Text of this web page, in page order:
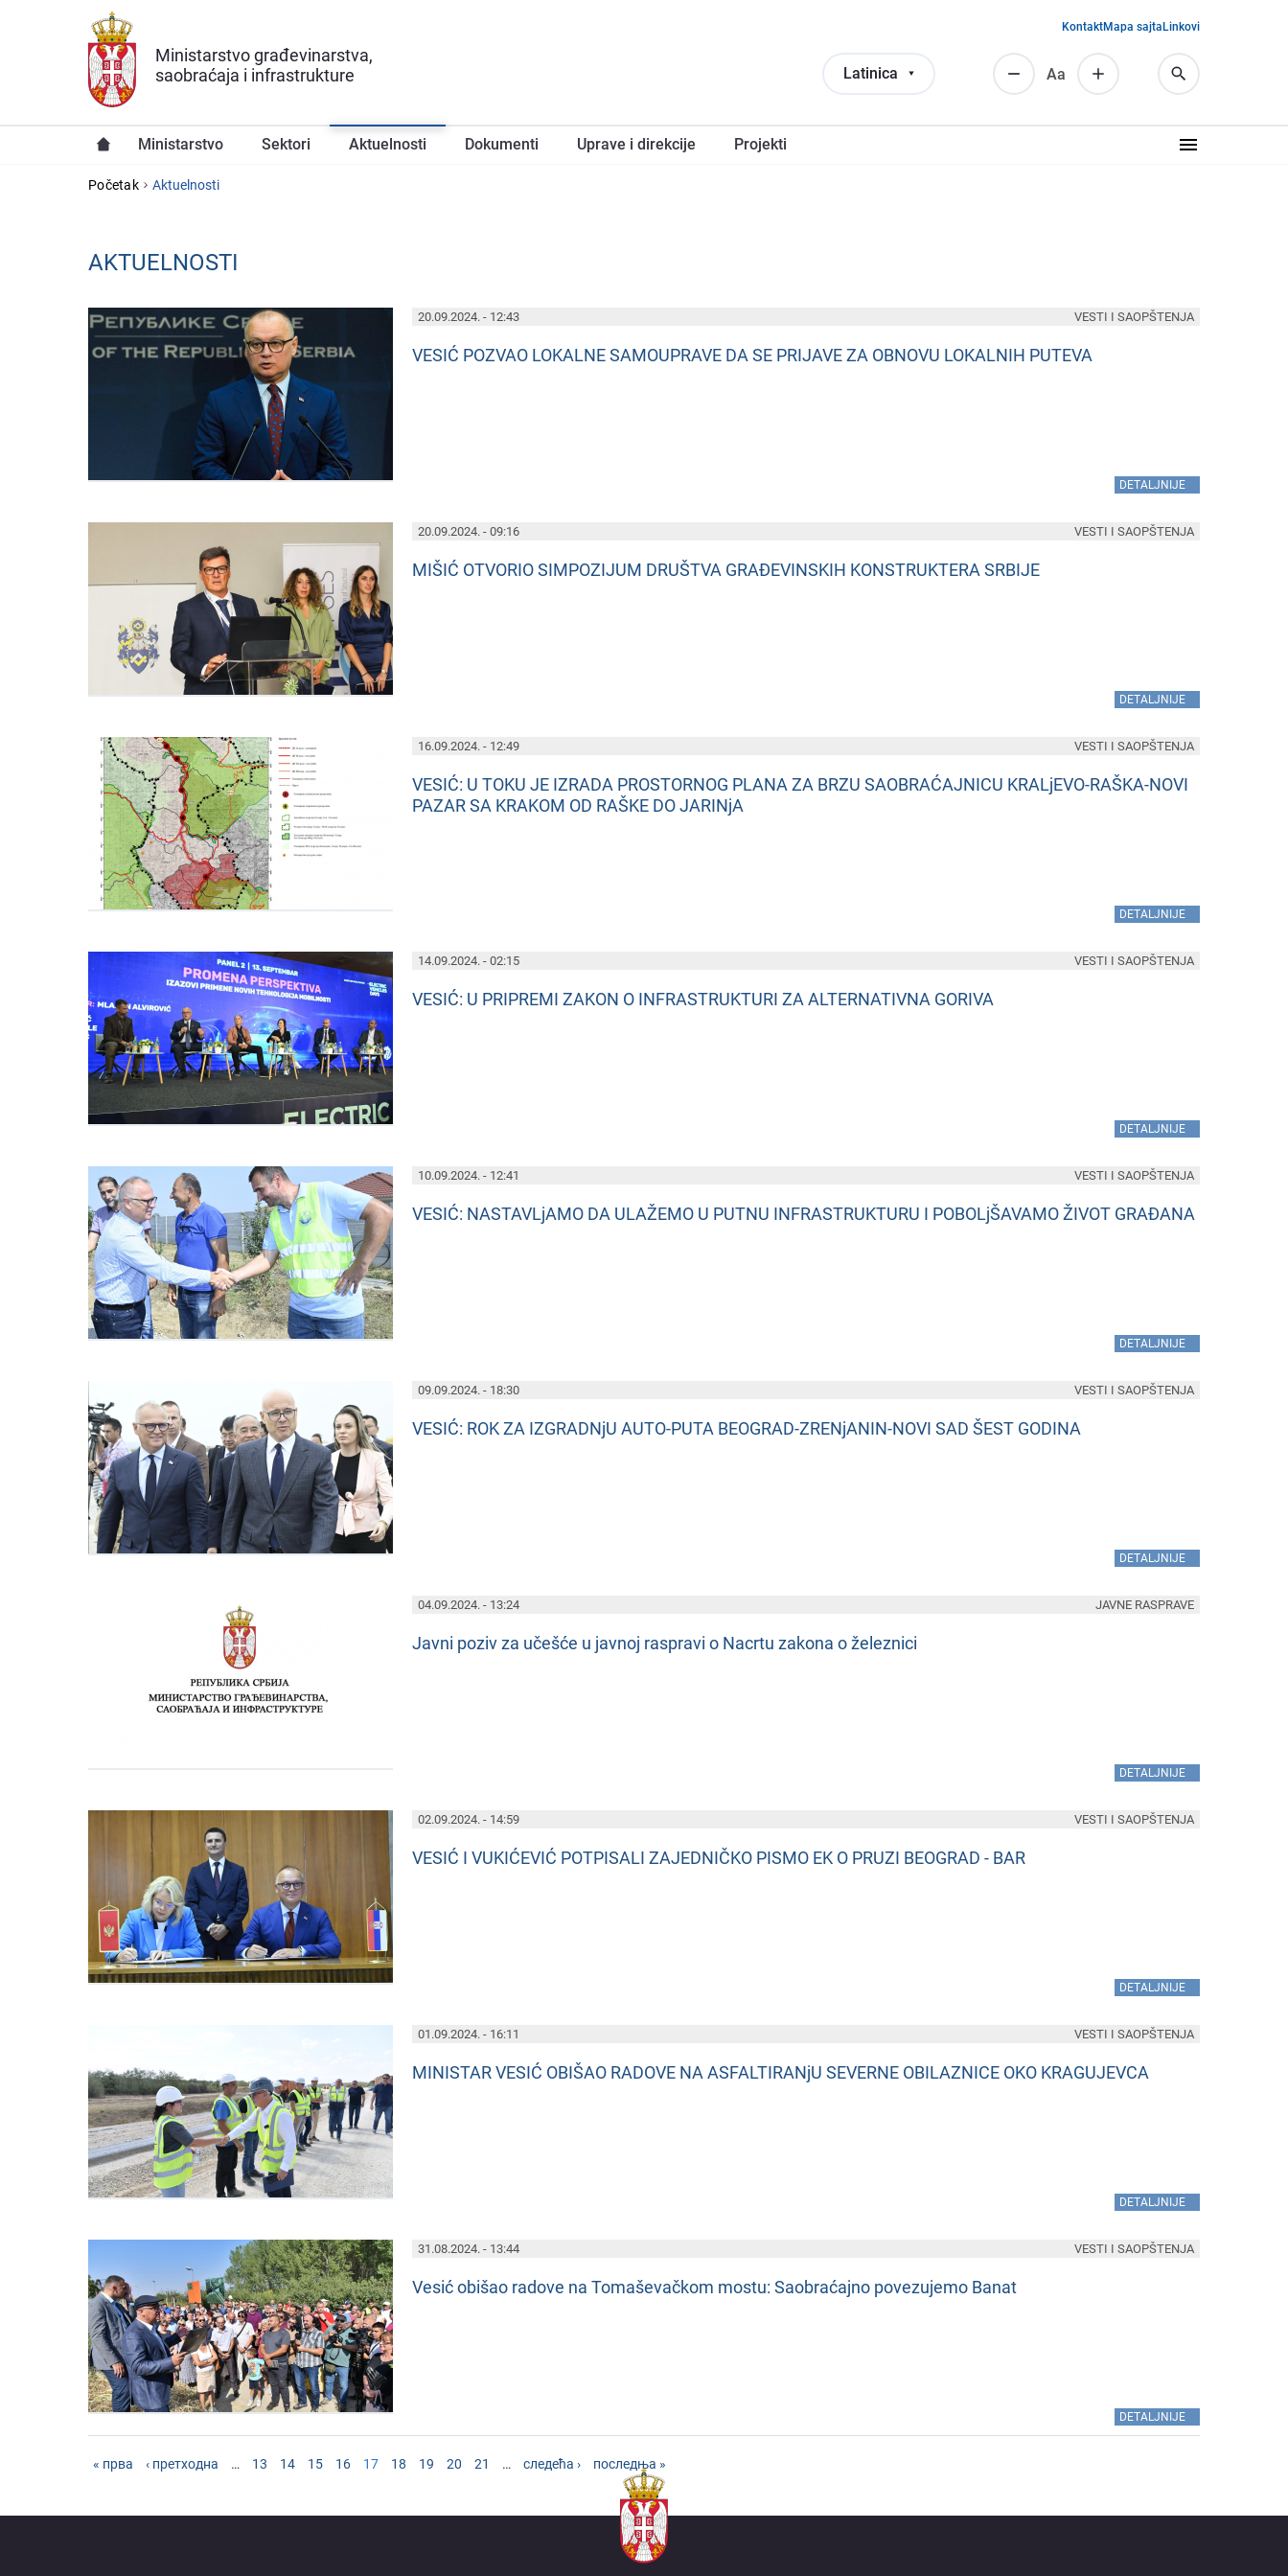
Preskoči na glavni deo sadržaja
Ministarstvo građevinarstva,
saobraćaja i infrastrukture
Latinica Аа
KontaktMapa sajta Linkovi
Ministarstvo Sektori Aktuelnosti Dokumеnti Upravе i direkcije Projеkti
YOU ARE HERE
Početak Aktuelnosti
AKTUELNOSTI
20.09.2024. - 12:43
VESIĆ POZVAO LOKALNE SAMOUPRAVE DA SE PRIJAVE ZA OBNOVU LOKALNIH PUTEVA
DETALJNIJE
VESTI I SAOPŠTENJA
20.09.2024. - 09:16
MIŠIĆ OTVORIO SIMPOZIJUM DRUŠTVA GRAĐEVINSKIH KONSTRUKTERA SRBIJE
DETALJNIJE
VESTI I SAOPŠTENJA
16.09.2024. - 12:49
VESIĆ: U TOKU JE IZRADA PROSTORNOG PLANA ZA BRZU SAOBRAĆAJNICU KRALjEVO-RAŠKA-NOVI
PAZAR SA KRAKOM OD RAŠKE DO JARINjA
DETALJNIJE
VESTI I SAOPŠTENJA
14.09.2024. - 02:15
VESIĆ: U PRIPREMI ZAKON O INFRASTRUKTURI ZA ALTERNATIVNA GORIVA
DETALJNIJE
VESTI I SAOPŠTENJA
10.09.2024. - 12:41
VESIĆ: NASTAVLjAMO DA ULAŽEMO U PUTNU INFRASTRUKTURU I POBOLjŠAVAMO ŽIVOT GRAĐANA
DETALJNIJE
VESTI I SAOPŠTENJA
09.09.2024. - 18:30
VESIĆ: ROK ZA IZGRADNjU AUTO-PUTA BEOGRAD-ZRENjANIN-NOVI SAD ŠEST GODINA
DETALJNIJE
VESTI I SAOPŠTENJA
04.09.2024. - 13:24
Javni poziv za učеšćе u javnoj raspravi o Nacrtu zakona o žеlеznici
DETALJNIJE
JAVNE RASPRAVE
02.09.2024. - 14:59
VESIĆ I VUKIĆEVIĆ POTPISALI ZAJEDNIČKO PISMO EK O PRUZI BEOGRAD - BAR
DETALJNIJE
VESTI I SAOPŠTENJA
01.09.2024. - 16:11
MINISTAR VESIĆ OBIŠAO RADOVE NA ASFALTIRANjU SEVERNE OBILAZNICE OKO KRAGUJEVCA
DETALJNIJE
VESTI I SAOPŠTENJA
31.08.2024. - 13:44
Vеsić obišao radovе na Tomašеvačkom mostu: Saobraćajno povеzujеmo Banat
DETALJNIJE
VESTI I SAOPŠTENJA
PAGES
« прва ‹ претходна … 13 14 15 16 17 18 19 20 21 … следећа › последња »